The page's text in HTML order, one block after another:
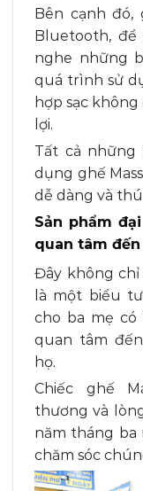
Bên cạnh đó,
Bluetooth,
nghe những
quá trình sử
hợp sạc
lợi.
Tất cả những
dụng ghế
dễ dàng và
Sản phẩm
quan tâm
Đây không chỉ
là một biểu
cho ba mẹ
quan tâm
họ.
Chiếc ghế
thương và
năm tháng ba
chăm sóc